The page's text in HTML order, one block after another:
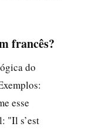
francês?
do
esse
"Il s’est